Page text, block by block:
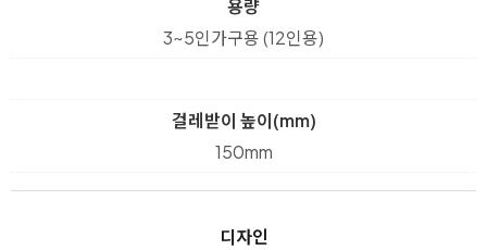
용량
3~5인가구용 (12인용)
걸레받이 높이(mm)
150mm
디자인